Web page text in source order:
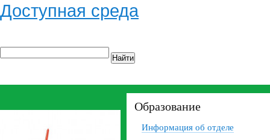
Доступная среда
Найти
Образование
Информация об отделе